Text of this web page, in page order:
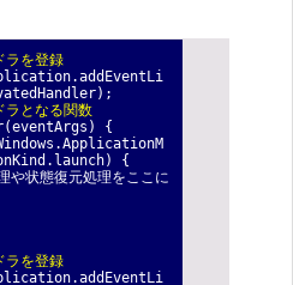
を登録
となる関数
{
{
状態復元処理をここに
を登録